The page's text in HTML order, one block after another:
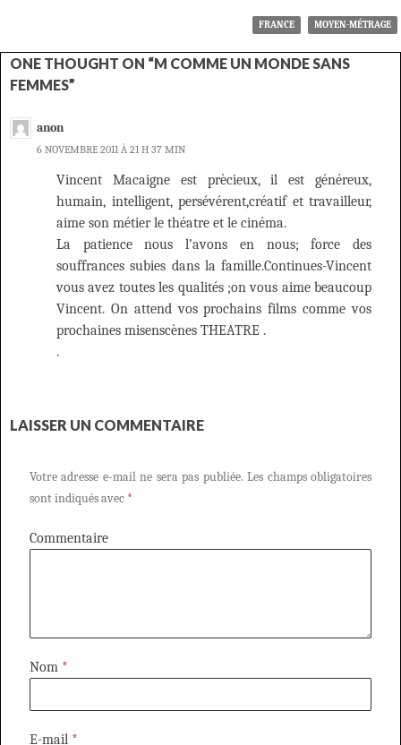
FRANCE MOYEN-MÉTRAGE
ONE THOUGHT ON “M COMME UN MONDE SANS
FEMMES”
anon
6 NOVEMBRE 2011 À 21 H 37 MIN
Vincent Macaigne est prècieux, il est généreux,
humain, intelligent, persévérent,créatif et travailleur,
aime son métier le théatre et le cinéma.
La patience nous l’avons en nous; force des
souffrances subies dans la famille.Continues-Vincent
vous avez toutes les qualités ;on vous aime beaucoup
Vincent. On attend vos prochains films comme vos
prochaines misenscènes THEATRE .
.
LAISSER UN COMMENTAIRE
Votre adresse e-mail ne sera pas publiée. Les champs obligatoires
sont indiqués avec *
Commentaire
Nom *
E-mail *